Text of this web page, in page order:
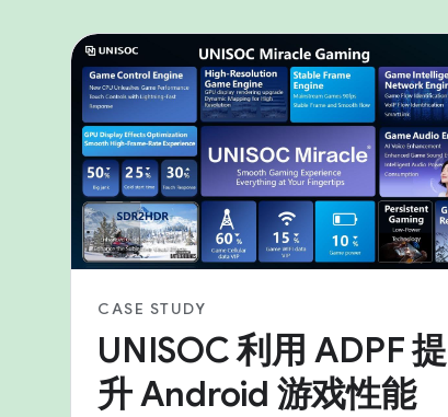
CASE STUDY
UNISOC 利用 ADPF 提
升 Android 游戏性能